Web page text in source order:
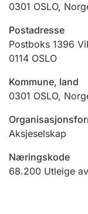
0301 OSLO,
Postadresse
Postboks 1396
0114 OSLO
Kommune, land
0301 OSLO,
Aksjeselskap
Næringskode
68.200 Utleige